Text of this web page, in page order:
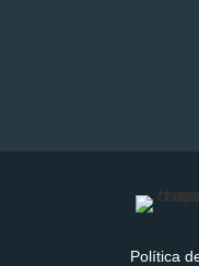
Política